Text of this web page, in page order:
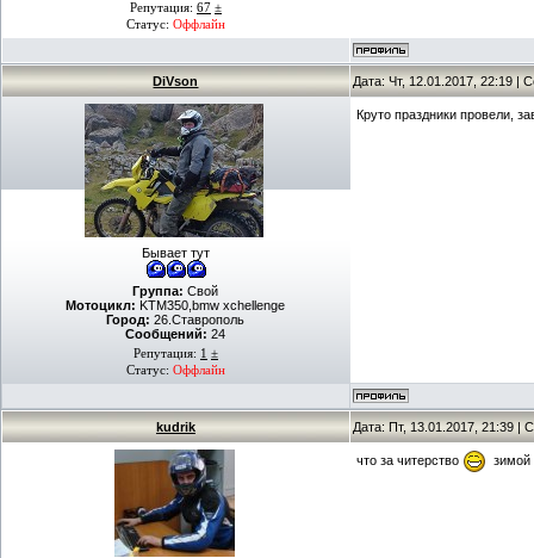
Репутация: 67 ±
Статус: Оффлайн
DiVson Дата: Чт, 12.01.2017, 22:19 |
Бывает тут
Группа: Свой
Мотоцикл: KTM350,bmw xchellenge
Город: 26.Ставрополь
Сообщений: 24
Репутация: 1 ±
Статус: Оффлайн
Круто праздники провели,
kudrik Дата: Пт, 13.01.2017, 21:39 |
что за читерство зимой